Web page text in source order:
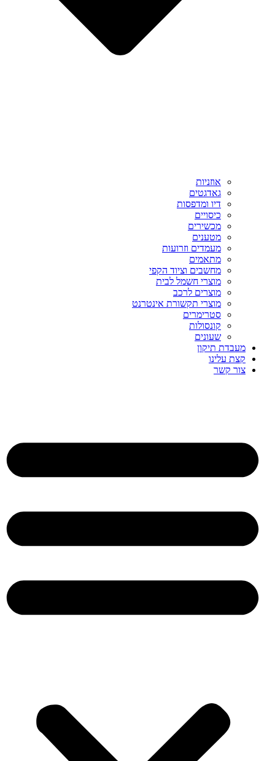
אוזניות
גאדגטים
דיו ומדפסות
כיסויים
מכשירים
מטענים
מעמדים וזרועות
מתאמים
מחשבים וציוד הקפי
מוצרי חשמל לבית
מוצרים לרכב
מוצרי תקשורת אינטרנט
סטרימרים
קונסולות
שעונים
מעבדת תיקון
קצת עלינו
צור קשר